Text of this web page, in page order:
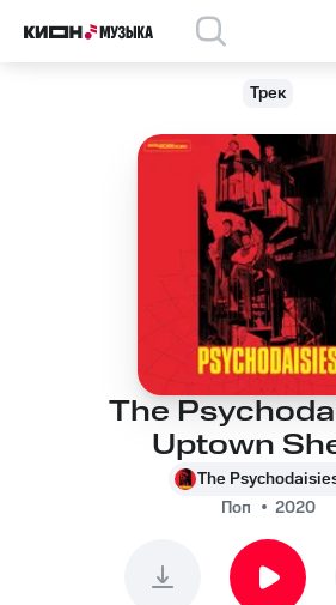
Трек
The
Uptown
The
Поп
2020